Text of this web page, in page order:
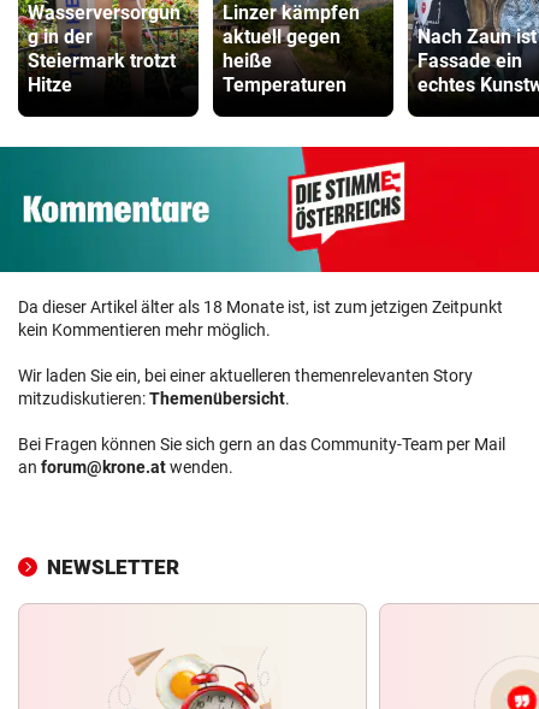
Wasserversorgun
g in der
Steiermark trotzt
Hitze
Linzer kämpfen
aktuell gegen
heiße
Temperaturen
Nach Zaun
Fassade ein
echtes
Da dieser Artikel älter als 18 Monate ist, ist zum jetzigen Zeitpunkt
kein Kommentieren mehr möglich.
Wir laden Sie ein, bei einer aktuelleren themenrelevanten Story
mitzudiskutieren:Themenübersicht.
Bei Fragen können Sie sich gern an das Community-Team per Mail
an forum@krone.atwenden.
NEWSLETTER